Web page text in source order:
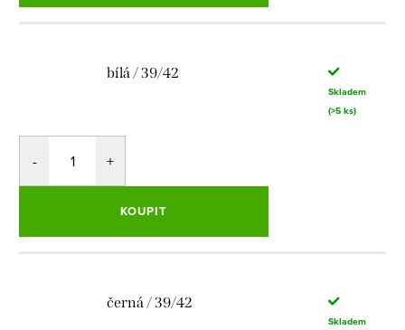
bílá / 39/42
Skladem
(>5 ks)
KOUPIT
černá / 39/42
Skladem